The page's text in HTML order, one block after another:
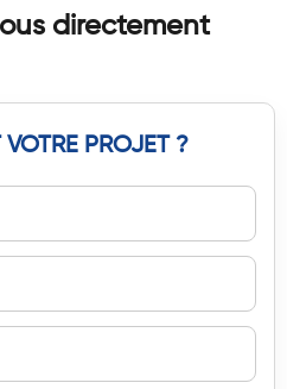
directement
VOTRE PROJET ?